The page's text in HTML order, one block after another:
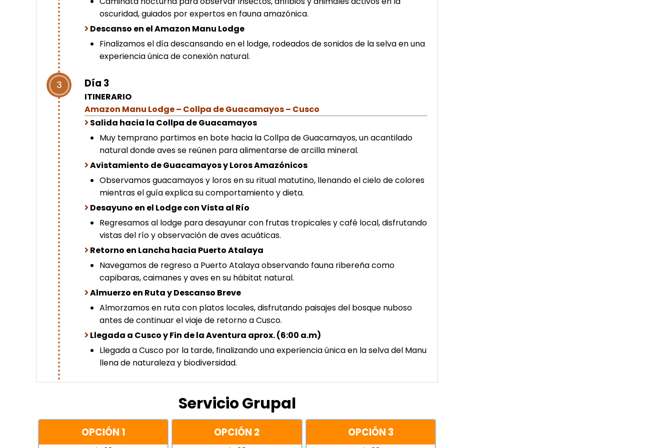
oscuridad, guiados por expertos en fauna amazónica.
Descanso en el Amazon Manu Lodge
Finalizamos el día descansando en el lodge, rodeados de sonidos de la selva en una
experiencia única de conexión natural.
3 Día 3
ITINERARIO
Amazon Manu Lodge – Collpa de Guacamayos – Cusco
Salida hacia la Collpa de Guacamayos
Muy temprano partimos en bote hacia la Collpa de Guacamayos, un acantilado
natural donde aves se reúnen para alimentarse de arcilla mineral.
Avistamiento de Guacamayos y Loros Amazónicos
Observamos guacamayos y loros en su ritual matutino, llenando el cielo de colores
mientras el guía explica su comportamiento y dieta.
Desayuno en el Lodge con Vista al Río
Regresamos al lodge para desayunar con frutas tropicales y café local, disfrutando
vistas del río y observación de aves acuáticas.
Retorno en Lancha hacia Puerto Atalaya
Navegamos de regreso a Puerto Atalaya observando fauna ribereña como
capibaras, caimanes y aves en su hábitat natural.
Almuerzo en Ruta y Descanso Breve
Almorzamos en ruta con platos locales, disfrutando paisajes del bosque nuboso
antes de continuar el viaje de retorno a Cusco.
Llegada a Cusco y Fin de la Aventura aprox. (6:00 a.m)
Llegada a Cusco por la tarde, finalizando una experiencia única en la selva del Manu
llena de naturaleza y biodiversidad.
Servicio Grupal
OPCIÓN 1 OPCIÓN 2 OPCIÓN 3